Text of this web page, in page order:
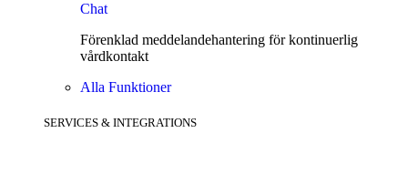
Chat
Förenklad meddelandehantering för kontinuerlig
vårdkontakt
Alla Funktioner
SERVICES & INTEGRATIONS